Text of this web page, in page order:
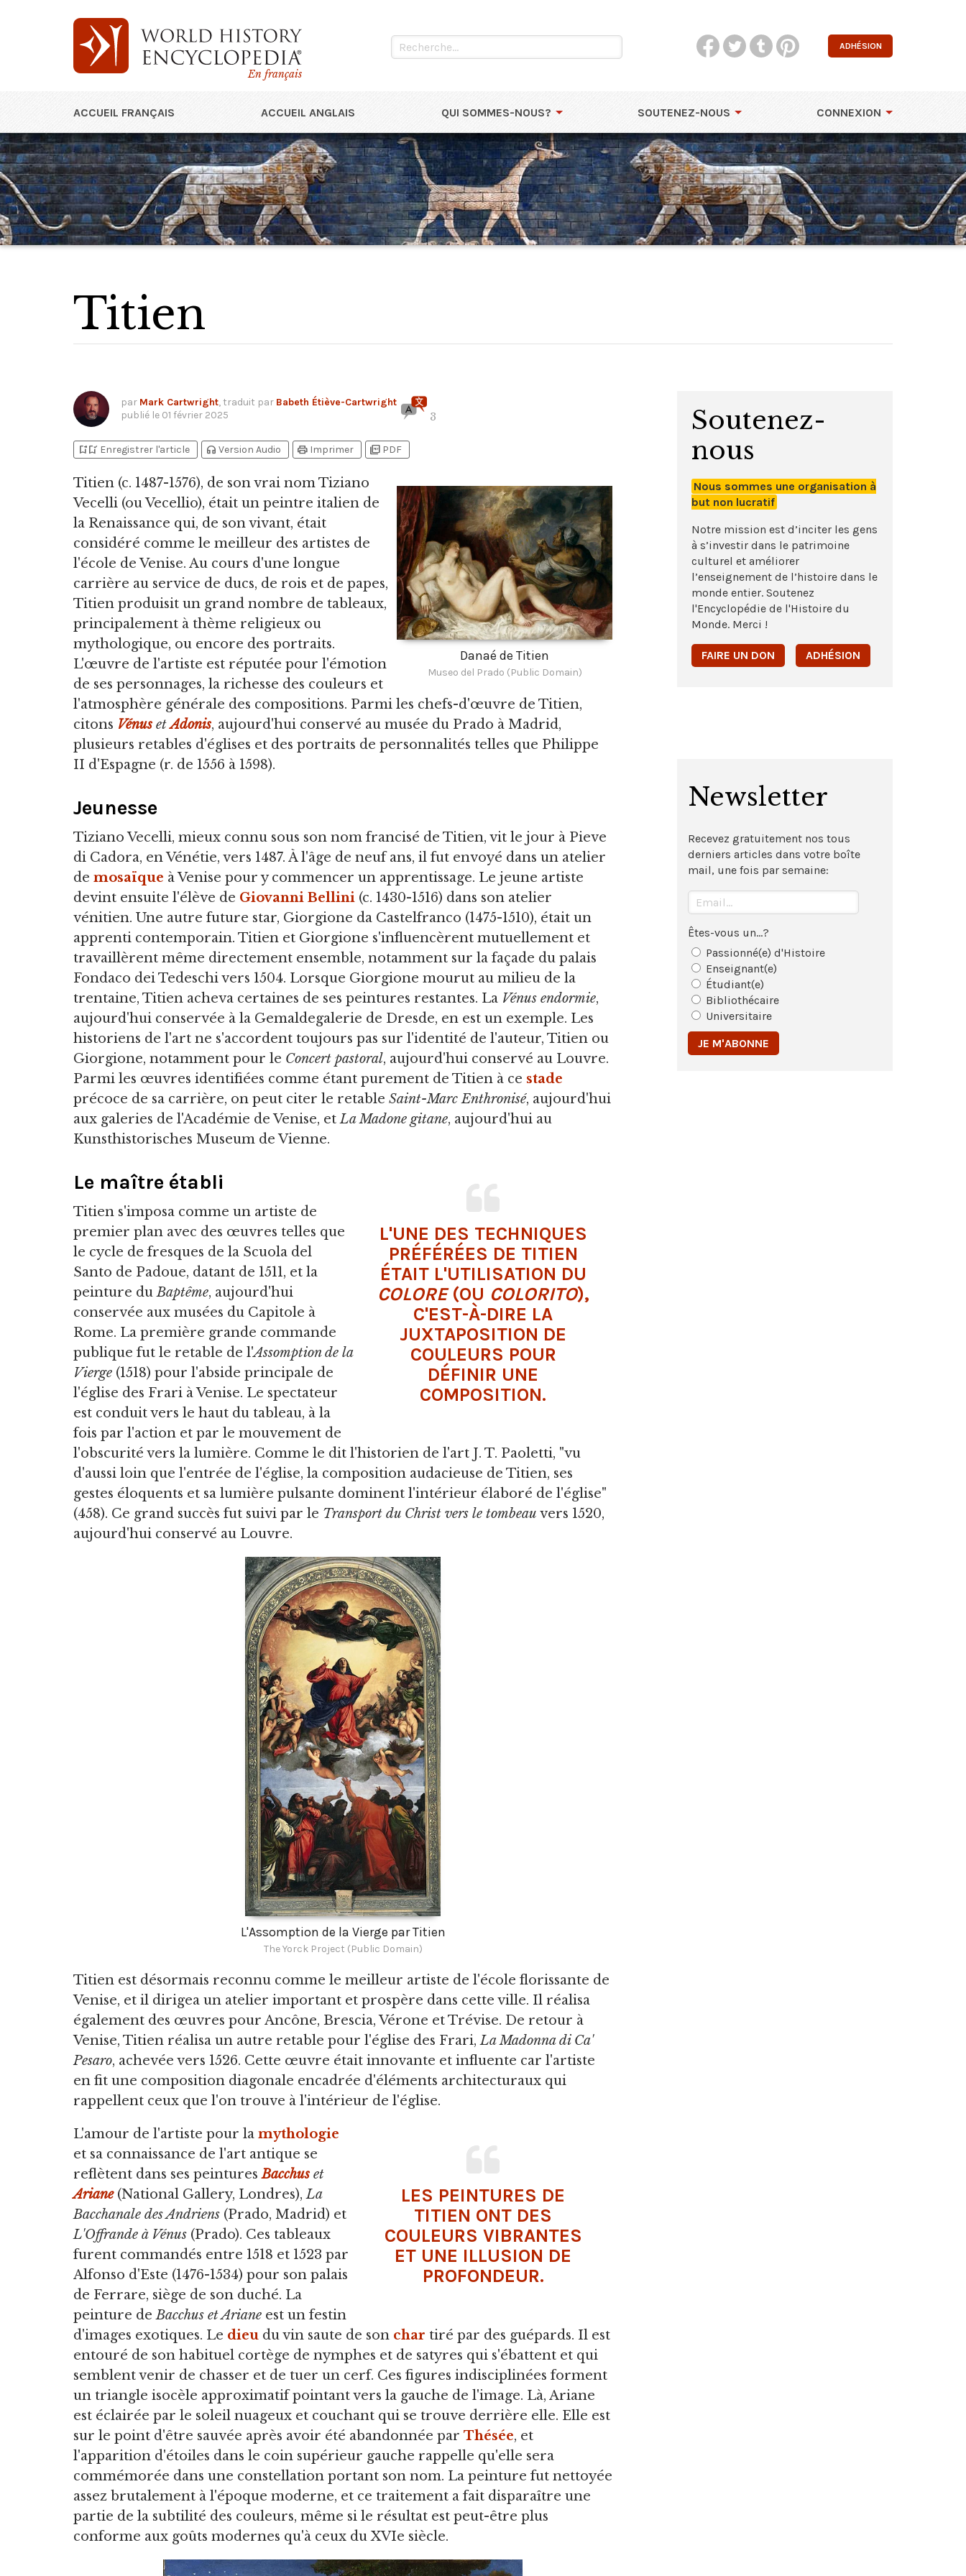
En français
ADHÉSION
ACCUEIL FRANÇAIS ACCUEIL ANGLAIS QUI SOMMES-NOUS? SOUTENEZ-NOUS CONNEXION
Titien
par Mark Cartwright, traduit par Babeth Étiève-Cartwright
publié le 01 février 2025 3
bookmark_addbookmark_added Enregistrer l'article headphones Version Audio print Imprimer picture_as_pdf PDF
Danaé de Titien
Museo del Prado (Public Domain)
Titien (c. 1487-1576), de son vrai nom Tiziano
Vecelli (ou Vecellio), était un peintre italien de
la Renaissance qui, de son vivant, était
considéré comme le meilleur des artistes de
l'école de Venise. Au cours d'une longue
carrière au service de ducs, de rois et de papes,
Titien produisit un grand nombre de tableaux,
principalement à thème religieux ou
mythologique, ou encore des portraits.
L'œuvre de l'artiste est réputée pour l'émotion
de ses personnages, la richesse des couleurs et
l'atmosphère générale des compositions. Parmi les chefs-d'œuvre de Titien,
citons Vénus etAdonis, aujourd'hui conservé au musée du Prado à Madrid,
plusieurs retables d'églises et des portraits de personnalités telles que Philippe
II d'Espagne (r. de 1556 à 1598).
Jeunesse
Tiziano Vecelli, mieux connu sous son nom francisé de Titien, vit le jour à Pieve
di Cadora, en Vénétie, vers 1487. À l'âge de neuf ans, il fut envoyé dans un atelier
de mosaïque à Venise pour y commencer un apprentissage. Le jeune artiste
devint ensuite l'élève de Giovanni Bellini (c. 1430-1516) dans son atelier
vénitien. Une autre future star, Giorgione da Castelfranco (1475-1510), était un
apprenti contemporain. Titien et Giorgione s'influencèrent mutuellement et
travaillèrent même directement ensemble, notamment sur la façade du palais
Fondaco dei Tedeschi vers 1504. Lorsque Giorgione mourut au milieu de la
trentaine, Titien acheva certaines de ses peintures restantes. La Vénus endormie,
aujourd'hui conservée à la Gemaldegalerie de Dresde, en est un exemple. Les
historiens de l'art ne s'accordent toujours pas sur l'identité de l'auteur, Titien ou
Giorgione, notamment pour le Concert pastoral, aujourd'hui conservé au Louvre.
Parmi les œuvres identifiées comme étant purement de Titien à ce stade
précoce de sa carrière, on peut citer le retable Saint-Marc Enthronisé, aujourd'hui
aux galeries de l'Académie de Venise, etLa Madone gitane, aujourd'hui au
Kunsthistorisches Museum de Vienne.
L'UNE DES TECHNIQUES
PRÉFÉRÉES DE TITIEN
ÉTAIT L'UTILISATION DU
COLORE(OU COLORITO),
C'EST-À-DIRE LA
JUXTAPOSITION DE
COULEURS POUR
DÉFINIR UNE
COMPOSITION.
Le maître établi
Titien s'imposa comme un artiste de
premier plan avec des œuvres telles que
le cycle de fresques de la Scuola del
Santo de Padoue, datant de 1511, et la
peinture duBaptême, aujourd'hui
conservée aux musées du Capitole à
Rome. La première grande commande
publique fut le retable de l'Assomption de la
Vierge (1518) pour l'abside principale de
l'église des Frari à Venise. Le spectateur
est conduit vers le haut du tableau, à la
fois par l'action et par le mouvement de
l'obscurité vers la lumière. Comme le dit l'historien de l'art J. T. Paoletti, "vu
d'aussi loin que l'entrée de l'église, la composition audacieuse de Titien, ses
gestes éloquents et sa lumière pulsante dominent l'intérieur élaboré de l'église"
(458). Ce grand succès fut suivi par le Transport du Christ vers le tombeau vers 1520,
aujourd'hui conservé au Louvre.
L'Assomption de la Vierge par Titien
The Yorck Project (Public Domain)
Titien est désormais reconnu comme le meilleur artiste de l'école florissante de
Venise, et il dirigea un atelier important et prospère dans cette ville. Il réalisa
également des œuvres pour Ancône, Brescia, Vérone et Trévise. De retour à
Venise, Titien réalisa un autre retable pour l'église des Frari,La Madonna di Ca'
Pesaro, achevée vers 1526. Cette œuvre était innovante et influente car l'artiste
en fit une composition diagonale encadrée d'éléments architecturaux qui
rappellent ceux que l'on trouve à l'intérieur de l'église.
LES PEINTURES DE
TITIEN ONT DES
COULEURS VIBRANTES
ET UNE ILLUSION DE
PROFONDEUR.
L'amour de l'artiste pour la mythologie
et sa connaissance de l'art antique se
reflètent dans ses peinturesBacchus et
Ariane(National Gallery, Londres),La
Bacchanale des Andriens (Prado, Madrid) et
L'Offrande à Vénus (Prado). Ces tableaux
furent commandés entre 1518 et 1523 par
Alfonso d'Este (1476-1534) pour son palais
de Ferrare, siège de son duché. La
peinture deBacchus et Ariane est un festin
d'images exotiques. Le dieu du vin saute de son char tiré par des guépards. Il est
entouré de son habituel cortège de nymphes et de satyres qui s'ébattent et qui
semblent venir de chasser et de tuer un cerf. Ces figures indisciplinées forment
un triangle isocèle approximatif pointant vers la gauche de l'image. Là, Ariane
est éclairée par le soleil nuageux et couchant qui se trouve derrière elle. Elle est
sur le point d'être sauvée après avoir été abandonnée par Thésée, et
l'apparition d'étoiles dans le coin supérieur gauche rappelle qu'elle sera
commémorée dans une constellation portant son nom. La peinture fut nettoyée
assez brutalement à l'époque moderne, et ce traitement a fait disparaître une
partie de la subtilité des couleurs, même si le résultat est peut-être plus
conforme aux goûts modernes qu'à ceux du XVIe siècle.
Soutenez-
nous
Nous sommes une organisation à
but non lucratif
Notre mission est d’inciter les gens
à s’investir dans le patrimoine
culturel et améliorer
l’enseignement de l’histoire dans le
monde entier. Soutenez
l'Encyclopédie de l'Histoire du
Monde. Merci !
FAIRE UN DON ADHÉSION
Newsletter
Recevez gratuitement nos tous
derniers articles dans votre boîte
mail, une fois par semaine:
Êtes-vous un...?
Passionné(e) d'Histoire
Enseignant(e)
Étudiant(e)
Bibliothécaire
Universitaire